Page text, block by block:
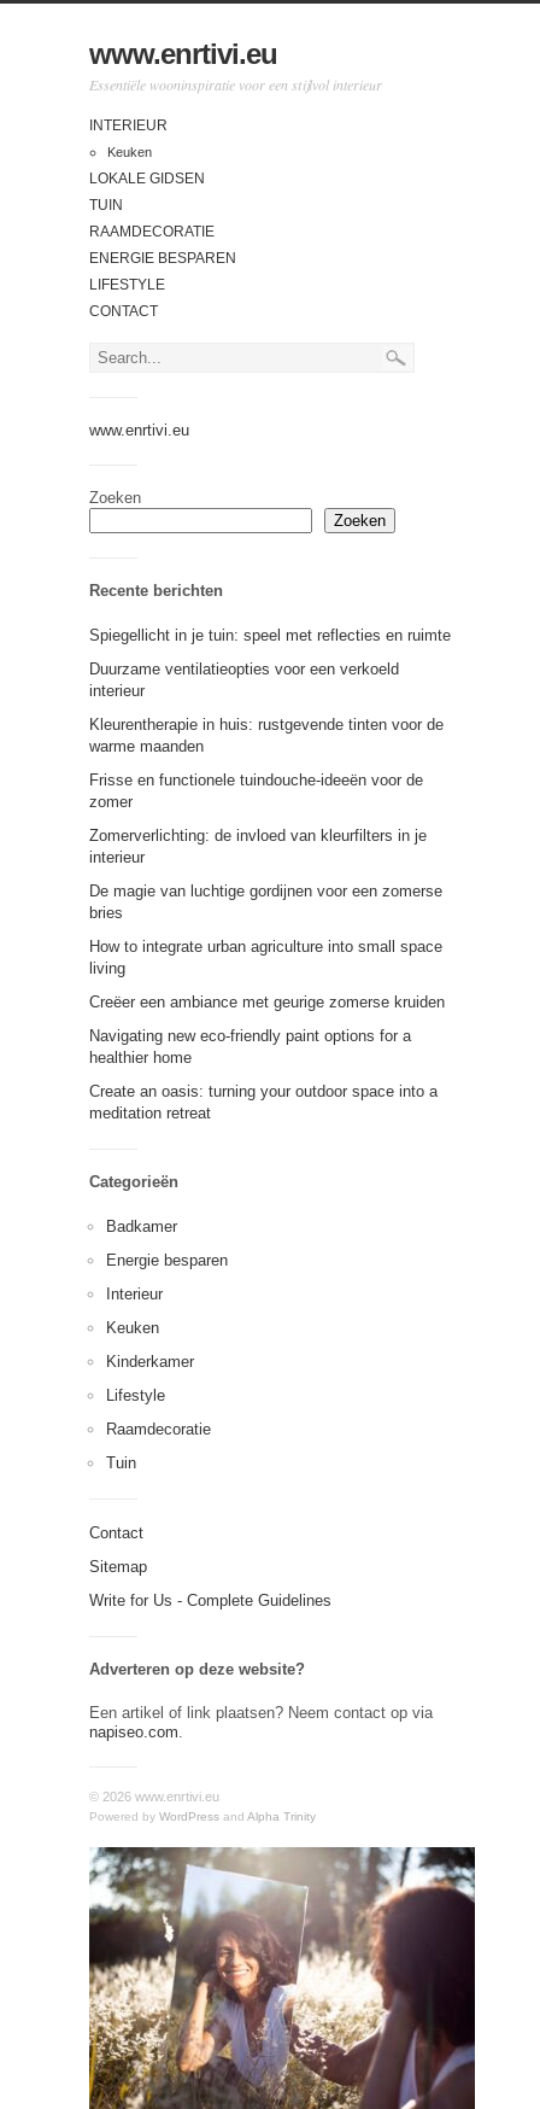
www.enrtivi.eu
Essentiële wooninspiratie voor een stijlvol interieur
INTERIEUR
Keuken
LOKALE GIDSEN
TUIN
RAAMDECORATIE
ENERGIE BESPAREN
LIFESTYLE
CONTACT
www.enrtivi.eu
Zoeken
Zoeken
Recente berichten
Spiegellicht in je tuin: speel met reflecties en ruimte
Duurzame ventilatieopties voor een verkoeld
interieur
Kleurentherapie in huis: rustgevende tinten voor de
warme maanden
Frisse en functionele tuindouche-ideeën voor de
zomer
Zomerverlichting: de invloed van kleurfilters in je
interieur
De magie van luchtige gordijnen voor een zomerse
bries
How to integrate urban agriculture into small space
living
Creëer een ambiance met geurige zomerse kruiden
Navigating new eco-friendly paint options for a
healthier home
Create an oasis: turning your outdoor space into a
meditation retreat
Categorieën
Badkamer
Energie besparen
Interieur
Keuken
Kinderkamer
Lifestyle
Raamdecoratie
Tuin
Contact
Sitemap
Write for Us - Complete Guidelines
Adverteren op deze website?
Een artikel of link plaatsen? Neem contact op via
napiseo.com.
© 2026 www.enrtivi.eu
Powered by WordPress and Alpha Trinity